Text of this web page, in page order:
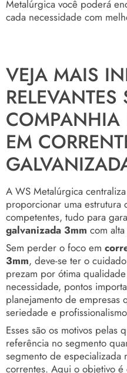
Metalúrgica você poderá
cada necessidade com
VEJA MAIS
COMPANHIA
EM
A WS Metalúrgica
proporcionar uma estrutura
competentes, tudo para
galvanizada 3mm com
Sem perder o foco em
3mm, deve-se ter o
prezam por ótima
necessidade, pontos
planejamento de empresas
seriedade e
Esses são os motivos pelas
referência no segmento
segmento de especializada
correntes. Aqui o objetivo